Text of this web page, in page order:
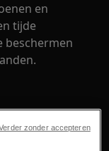
en
tijde
beschermen
zonder accepteren